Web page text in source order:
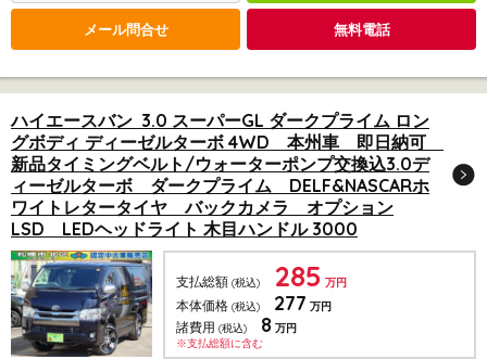
メール問合せ 無料電話
ハイエースバン 3.0 スーパーGL ダークプライム ロン
グボディ ディーゼルターボ 4WD 本州車 即日納可
新品タイミングベルト/ウォーターポンプ交換込3.0デ
ィーゼルターボ ダークプライム DELF&NASCARホ
ワイトレタータイヤ バックカメラ オプション
LSD LEDヘッドライト 木目ハンドル 3000
支払総額 (税込) 285 万円
本体価格 (税込) 277 万円
諸費用 (税込) 8 万円
※支払総額に含む